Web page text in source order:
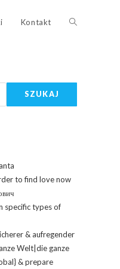
Kontakt
SZUKAJ
to find love now
specific types of
& aufregender
Welt|die ganze
& prepare